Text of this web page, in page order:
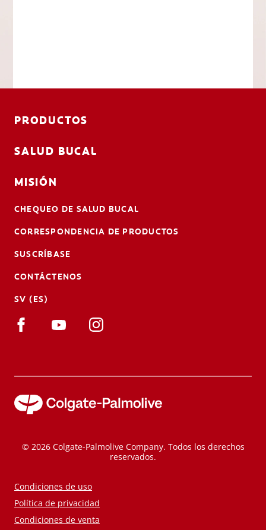
PRODUCTOS
SALUD BUCAL
MISIÓN
CHEQUEO DE SALUD BUCAL
CORRESPONDENCIA DE PRODUCTOS
SUSCRÍBASE
CONTÁCTENOS
SV (ES)
© 2026 Colgate-Palmolive Company. Todos los derechos
reservados.
Condiciones de uso
Política de privacidad
Condiciones de venta